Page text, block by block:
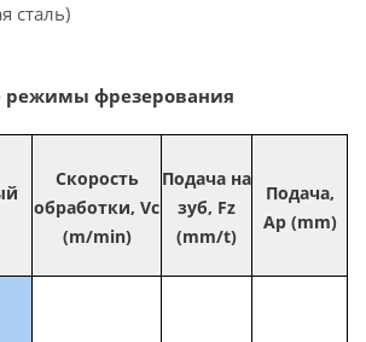
сталь)
режимы фрезерования
Скорость
обработки, Vc
(m/min)
Подача на
зуб, Fz
(mm/t)
Подача,
Ap (mm)